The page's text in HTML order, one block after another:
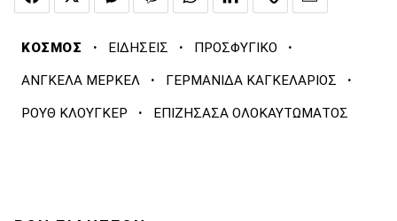
ΚΟΣΜΟΣ · ΕΙΔΗΣΕΙΣ · ΠΡΟΣΦΥΓΙΚΟ ·
ΑΝΓΚΕΛΑ ΜΕΡΚΕΛ · ΓΕΡΜΑΝΙΔΑ ΚΑΓΚΕΛΑΡΙΟΣ ·
ΡΟΥΘ ΚΛΟΥΓΚΕΡ · ΕΠΙΖΗΣΑΣΑ ΟΛΟΚΑΥΤΩΜΑΤΟΣ